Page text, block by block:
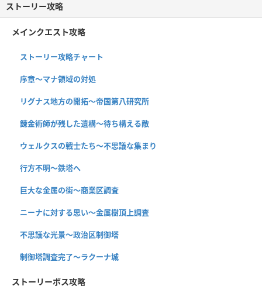
ストーリー攻略
メインクエスト攻略
ストーリー攻略チャート
序章〜マナ領域の対処
リグナス地方の開拓〜帝国第八研究所
錬金術師が残した遺構〜待ち構える敵
ウェルクスの戦士たち〜不思議な集まり
行方不明〜鉄塔へ
巨大な金属の街〜商業区調査
ニーナに対する思い〜金属樹頂上調査
不思議な光景〜政治区制御塔
制御塔調査完了〜ラクーナ城
ストーリーボス攻略